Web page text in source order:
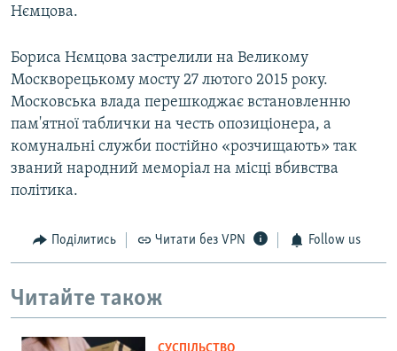
Нємцова.
Бориса Нємцова застрелили на Великому
Москворецькому мосту 27 лютого 2015 року.
Московська влада перешкоджає встановленню
пам'ятної таблички на честь опозиціонера, а
комунальні служби постійно «розчищають» так
званий народний меморіал на місці вбивства
політика.
Поділитись Читати без VPN Follow us
Читайте також